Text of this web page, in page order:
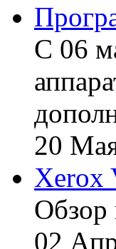
С 06
20
Xerox
Обзор
02